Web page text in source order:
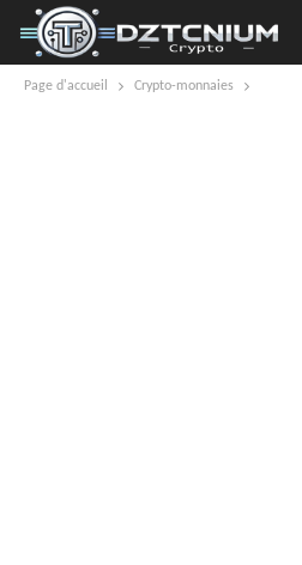
Page d'accueil Crypto-monnaies